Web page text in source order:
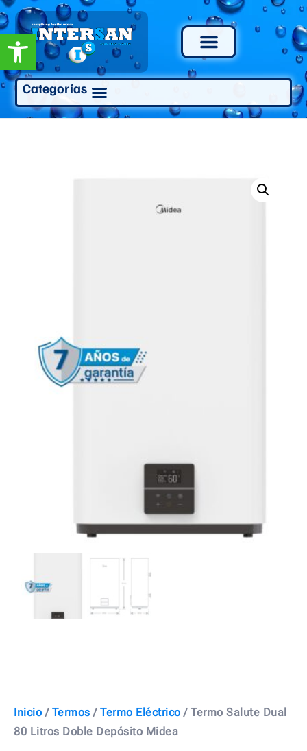
Abrir barra de herramientas
Categorías
Inicio / Termos / Termo Eléctrico / Termo Salute Dual
80 Litros Doble Depósito Midea